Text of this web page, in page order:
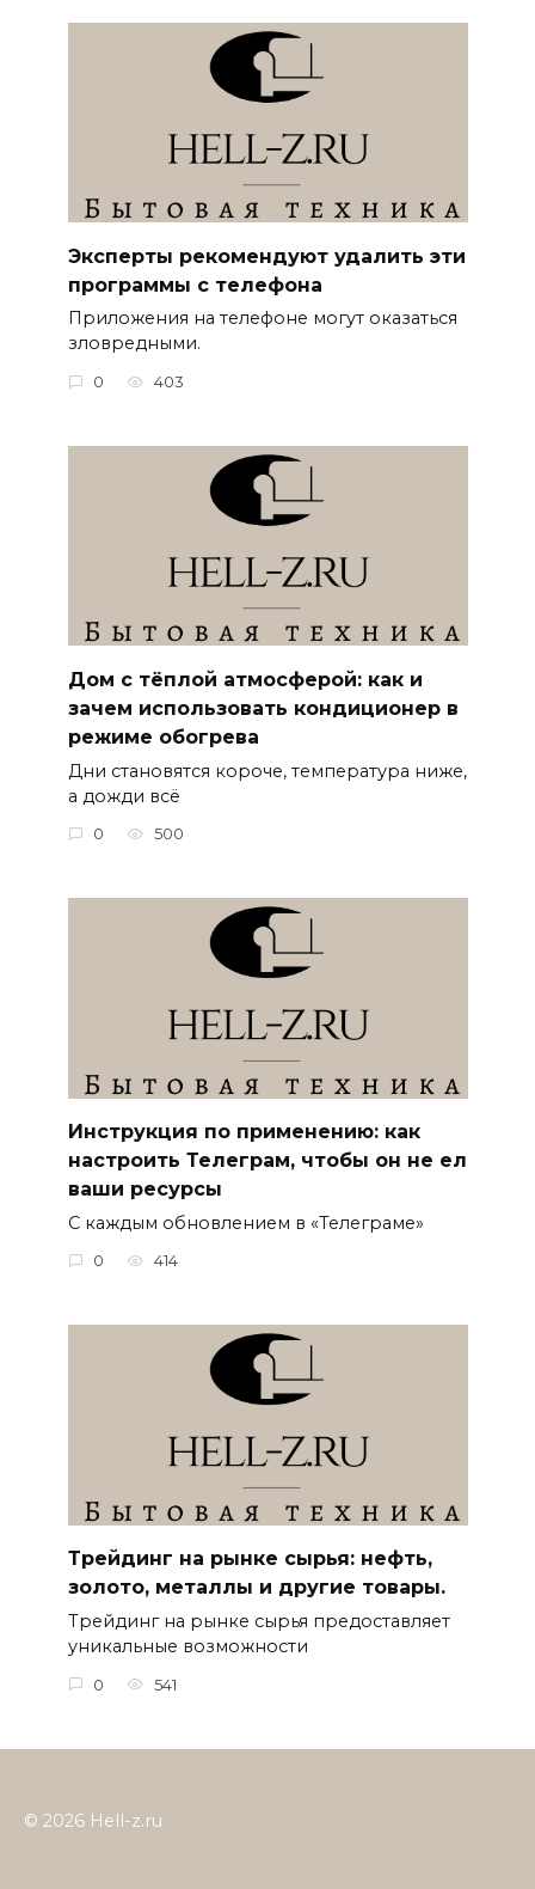
Эксперты рекомендуют удалить эти
программы с телефона
Приложения на телефоне могут оказаться
зловредными.
0 403
Дом с тёплой атмосферой: как и
зачем использовать кондиционер в
режиме обогрева
Дни становятся короче, температура ниже,
а дожди всё
0 500
Инструкция по применению: как
настроить Телеграм, чтобы он не ел
ваши ресурсы
С каждым обновлением в «Телеграме»
0 414
Трейдинг на рынке сырья: нефть,
золото, металлы и другие товары.
Трейдинг на рынке сырья предоставляет
уникальные возможности
0 541
© 2026 Hell-z.ru